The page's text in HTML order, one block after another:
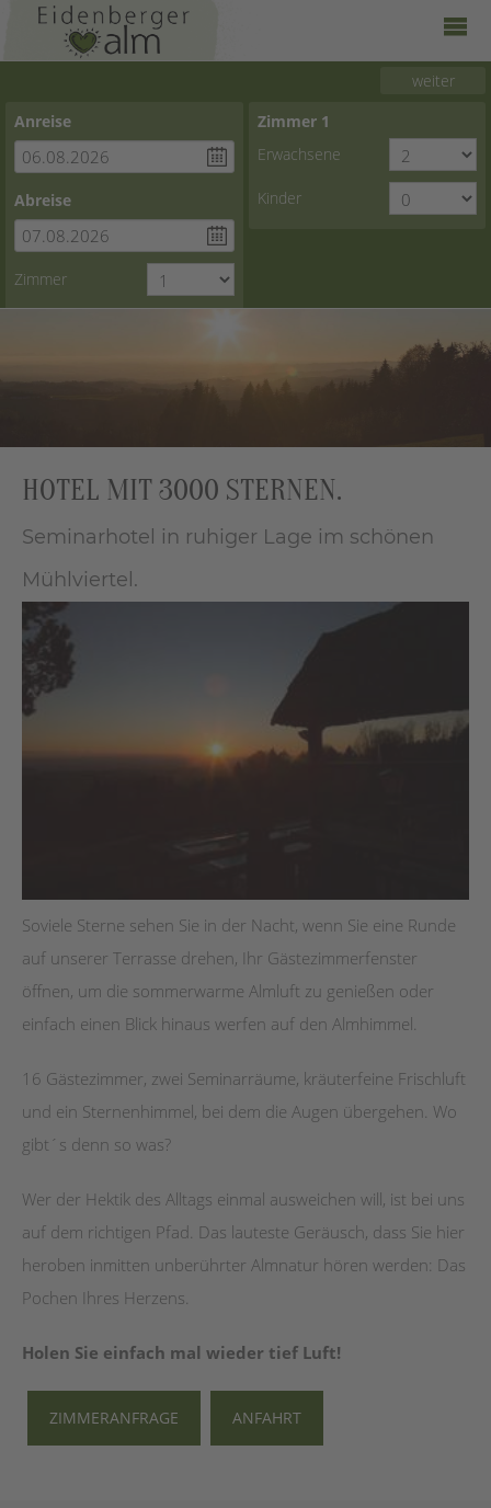
Anreise
Abreise
Zimmer
Zimmer 1
Erwachsene
Kinder
weiter
HOTEL MIT 3000 STERNEN.
Seminarhotel in ruhiger Lage im schönen
Mühlviertel.
Soviele Sterne sehen Sie in der Nacht, wenn Sie eine Runde
auf unserer Terrasse drehen, Ihr Gästezimmerfenster
öffnen, um die sommerwarme Almluft zu genießen oder
einfach einen Blick hinaus werfen auf den Almhimmel.
16 Gästezimmer, zwei Seminarräume, kräuterfeine Frischluft
und ein Sternenhimmel, bei dem die Augen übergehen. Wo
gibt´s denn so was?
Wer der Hektik des Alltags einmal ausweichen will, ist bei uns
auf dem richtigen Pfad. Das lauteste Geräusch, dass Sie hier
heroben inmitten unberührter Almnatur hören werden: Das
Pochen Ihres Herzens.
Holen Sie einfach mal wieder tief Luft!
ZIMMERANFRAGE ANFAHRT